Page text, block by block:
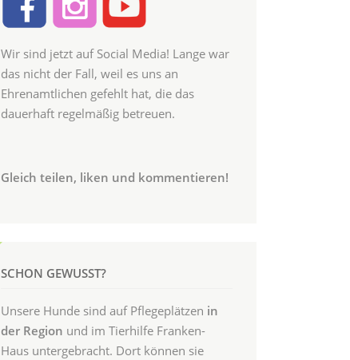
Wir sind jetzt auf Social Media! Lange war
das nicht der Fall, weil es uns an
Ehrenamtlichen gefehlt hat, die das
dauerhaft regelmäßig betreuen.
Gleich teilen, liken und kommentieren!
SCHON GEWUSST?
Unsere Hunde sind auf Pflegeplätzen in
der Region und im Tierhilfe Franken-
Haus untergebracht. Dort können sie